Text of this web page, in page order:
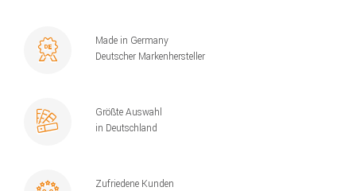
Made in Germany
Deutscher Markenhersteller
Größte Auswahl
in Deutschland
Zufriedene Kunden